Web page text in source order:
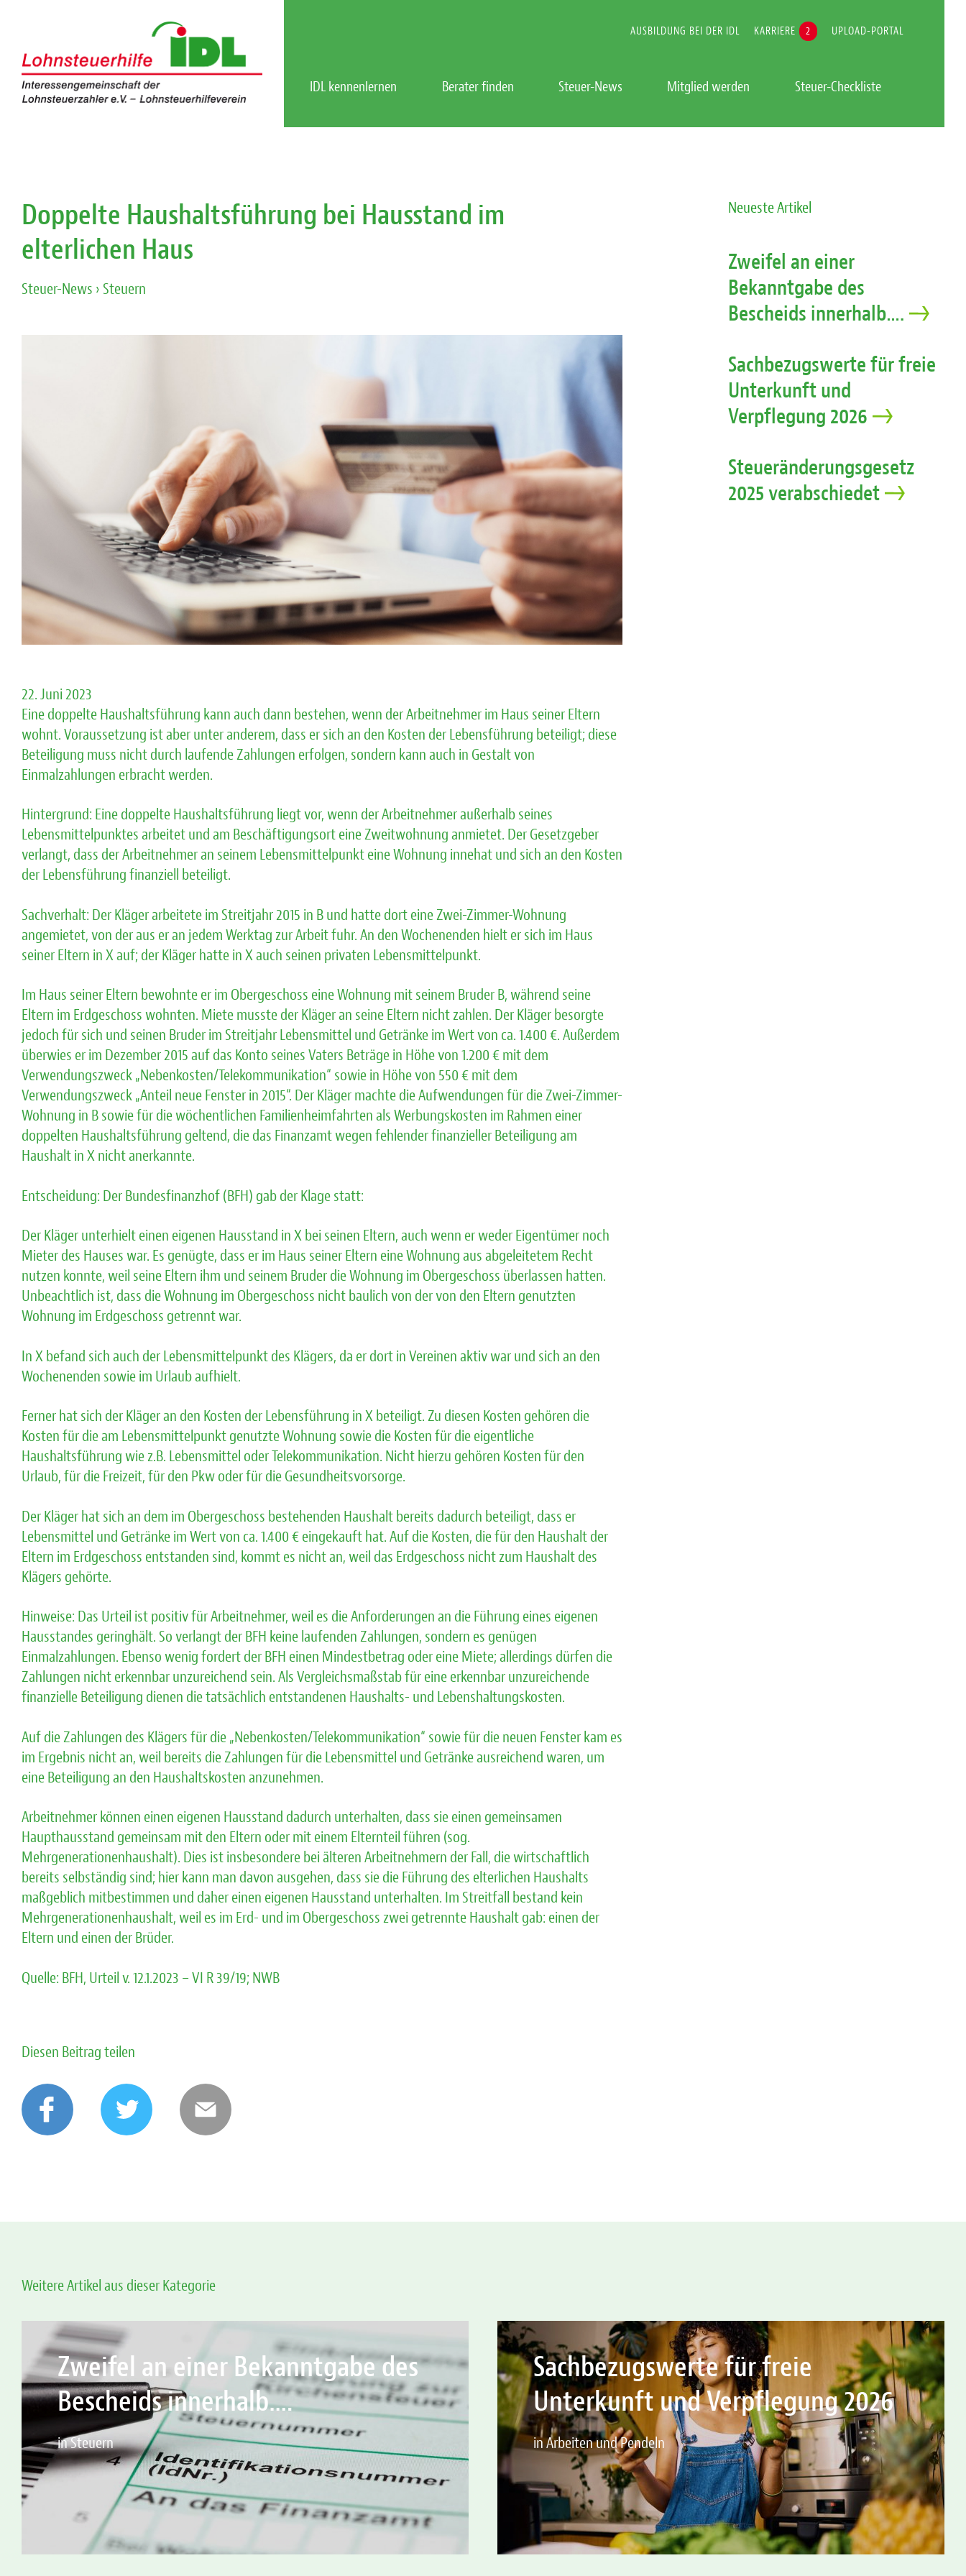
AUSBILDUNG BEI DER IDL KARRIERE 2 UPLOAD-PORTAL
IDL kennenlernen Berater finden Steuer-News Mitglied werden Steuer-Checkliste
Doppelte Haushaltsführung bei Hausstand im
elterlichen Haus
Steuer-News › Steuern
22. Juni 2023
Eine doppelte Haushaltsführung kann auch dann bestehen, wenn der Arbeitnehmer im Haus seiner Eltern
wohnt. Voraussetzung ist aber unter anderem, dass er sich an den Kosten der Lebensführung beteiligt; diese
Beteiligung muss nicht durch laufende Zahlungen erfolgen, sondern kann auch in Gestalt von
Einmalzahlungen erbracht werden.
Hintergrund: Eine doppelte Haushaltsführung liegt vor, wenn der Arbeitnehmer außerhalb seines
Lebensmittelpunktes arbeitet und am Beschäftigungsort eine Zweitwohnung anmietet. Der Gesetzgeber
verlangt, dass der Arbeitnehmer an seinem Lebensmittelpunkt eine Wohnung innehat und sich an den Kosten
der Lebensführung finanziell beteiligt.
Sachverhalt: Der Kläger arbeitete im Streitjahr 2015 in B und hatte dort eine Zwei-Zimmer-Wohnung
angemietet, von der aus er an jedem Werktag zur Arbeit fuhr. An den Wochenenden hielt er sich im Haus
seiner Eltern in X auf; der Kläger hatte in X auch seinen privaten Lebensmittelpunkt.
Im Haus seiner Eltern bewohnte er im Obergeschoss eine Wohnung mit seinem Bruder B, während seine
Eltern im Erdgeschoss wohnten. Miete musste der Kläger an seine Eltern nicht zahlen. Der Kläger besorgte
jedoch für sich und seinen Bruder im Streitjahr Lebensmittel und Getränke im Wert von ca. 1.400 €. Außerdem
überwies er im Dezember 2015 auf das Konto seines Vaters Beträge in Höhe von 1.200 € mit dem
Verwendungszweck „Nebenkosten/Telekommunikation“ sowie in Höhe von 550 € mit dem
Verwendungszweck „Anteil neue Fenster in 2015“. Der Kläger machte die Aufwendungen für die Zwei-Zimmer-
Wohnung in B sowie für die wöchentlichen Familienheimfahrten als Werbungskosten im Rahmen einer
doppelten Haushaltsführung geltend, die das Finanzamt wegen fehlender finanzieller Beteiligung am
Haushalt in X nicht anerkannte.
Entscheidung: Der Bundesfinanzhof (BFH) gab der Klage statt:
Der Kläger unterhielt einen eigenen Hausstand in X bei seinen Eltern, auch wenn er weder Eigentümer noch
Mieter des Hauses war. Es genügte, dass er im Haus seiner Eltern eine Wohnung aus abgeleitetem Recht
nutzen konnte, weil seine Eltern ihm und seinem Bruder die Wohnung im Obergeschoss überlassen hatten.
Unbeachtlich ist, dass die Wohnung im Obergeschoss nicht baulich von der von den Eltern genutzten
Wohnung im Erdgeschoss getrennt war.
In X befand sich auch der Lebensmittelpunkt des Klägers, da er dort in Vereinen aktiv war und sich an den
Wochenenden sowie im Urlaub aufhielt.
Ferner hat sich der Kläger an den Kosten der Lebensführung in X beteiligt. Zu diesen Kosten gehören die
Kosten für die am Lebensmittelpunkt genutzte Wohnung sowie die Kosten für die eigentliche
Haushaltsführung wie z.B. Lebensmittel oder Telekommunikation. Nicht hierzu gehören Kosten für den
Urlaub, für die Freizeit, für den Pkw oder für die Gesundheitsvorsorge.
Der Kläger hat sich an dem im Obergeschoss bestehenden Haushalt bereits dadurch beteiligt, dass er
Lebensmittel und Getränke im Wert von ca. 1.400 € eingekauft hat. Auf die Kosten, die für den Haushalt der
Eltern im Erdgeschoss entstanden sind, kommt es nicht an, weil das Erdgeschoss nicht zum Haushalt des
Klägers gehörte.
Hinweise: Das Urteil ist positiv für Arbeitnehmer, weil es die Anforderungen an die Führung eines eigenen
Hausstandes geringhält. So verlangt der BFH keine laufenden Zahlungen, sondern es genügen
Einmalzahlungen. Ebenso wenig fordert der BFH einen Mindestbetrag oder eine Miete; allerdings dürfen die
Zahlungen nicht erkennbar unzureichend sein. Als Vergleichsmaßstab für eine erkennbar unzureichende
finanzielle Beteiligung dienen die tatsächlich entstandenen Haushalts- und Lebenshaltungskosten.
Auf die Zahlungen des Klägers für die „Nebenkosten/Telekommunikation“ sowie für die neuen Fenster kam es
im Ergebnis nicht an, weil bereits die Zahlungen für die Lebensmittel und Getränke ausreichend waren, um
eine Beteiligung an den Haushaltskosten anzunehmen.
Arbeitnehmer können einen eigenen Hausstand dadurch unterhalten, dass sie einen gemeinsamen
Haupthausstand gemeinsam mit den Eltern oder mit einem Elternteil führen (sog.
Mehrgenerationenhaushalt). Dies ist insbesondere bei älteren Arbeitnehmern der Fall, die wirtschaftlich
bereits selbständig sind; hier kann man davon ausgehen, dass sie die Führung des elterlichen Haushalts
maßgeblich mitbestimmen und daher einen eigenen Hausstand unterhalten. Im Streitfall bestand kein
Mehrgenerationenhaushalt, weil es im Erd- und im Obergeschoss zwei getrennte Haushalt gab: einen der
Eltern und einen der Brüder.
Quelle: BFH, Urteil v. 12.1.2023 – VI R 39/19; NWB
Diesen Beitrag teilen
Neueste Artikel
Zweifel an einer
Bekanntgabe des
Bescheids innerhalb….
Sachbezugswerte für freie
Unterkunft und
Verpflegung 2026
Steueränderungsgesetz
2025 verabschiedet
Weitere Artikel aus dieser Kategorie
Zweifel an einer Bekanntgabe des
Bescheids innerhalb….
in Steuern
Sachbezugswerte für freie
Unterkunft und Verpflegung 2026
in Arbeiten und Pendeln